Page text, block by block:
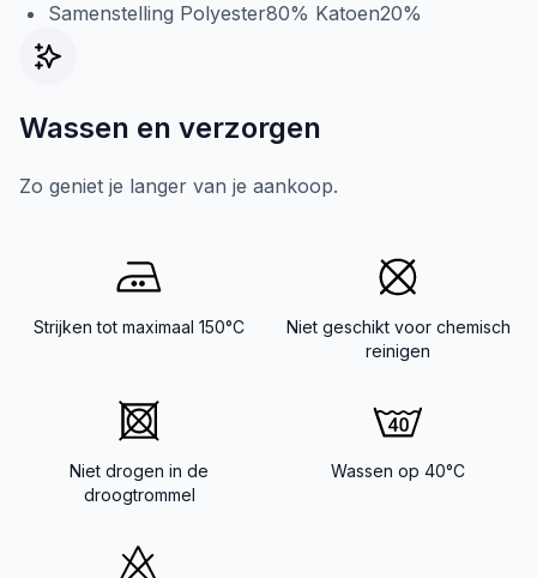
Samenstelling Polyester80% Katoen20%
Wassen en verzorgen
Zo geniet je langer van je aankoop.
Strijken tot maximaal 150°C
Niet geschikt voor chemisch
reinigen
Niet drogen in de
droogtrommel
Wassen op 40°C